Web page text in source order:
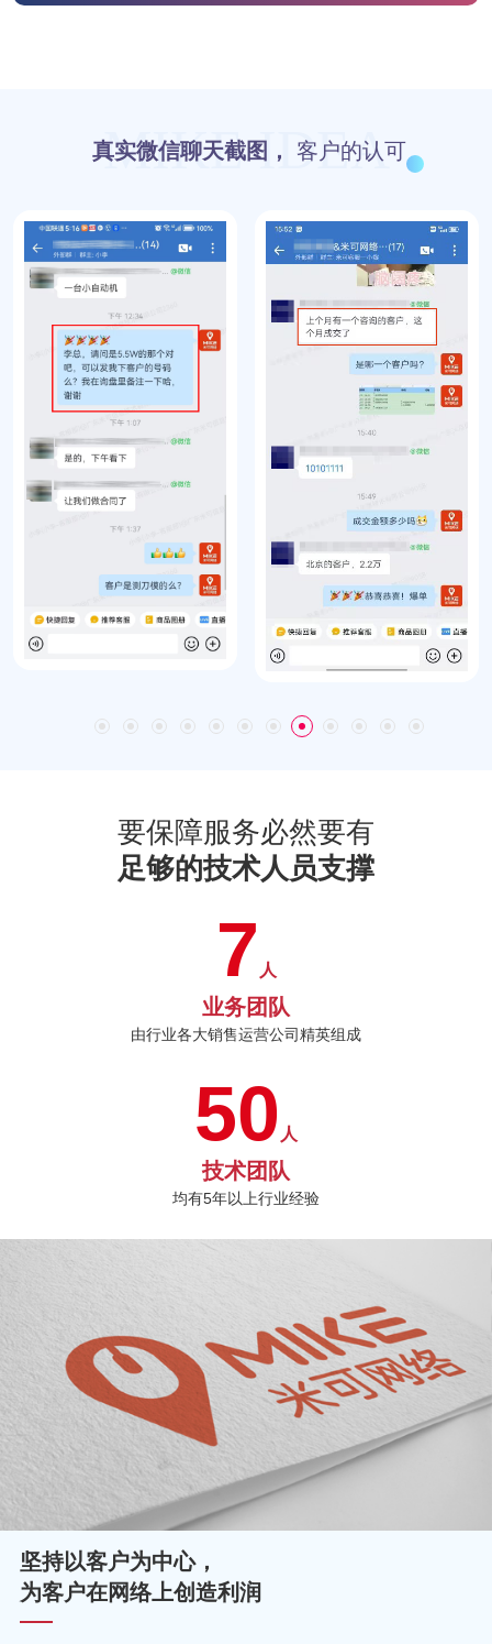
MIKE IDEA
真实微信聊天截图， 客户的认可
要保障服务必然要有
足够的技术人员支撑
7 人
业务团队
由行业各大销售运营公司精英组成
50 人
技术团队
均有5年以上行业经验
坚持以客户为中心，
为客户在网络上创造利润